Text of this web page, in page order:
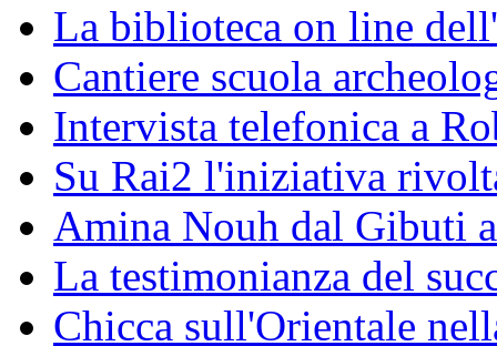
La biblioteca on line
Cantiere scuola
Intervista telefonica a
Su Rai2 l'iniziativa
Amina Nouh dal Gibuti
La testimonianza del
Chicca sull'Orientale